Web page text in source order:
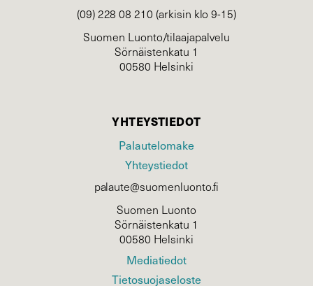
(09) 228 08 210 (arkisin klo 9-15)
Suomen Luonto/tilaajapalvelu
Sörnäistenkatu 1
00580 Helsinki
YHTEYSTIEDOT
Palautelomake
Yhteystiedot
palaute@suomenluonto.fi
Suomen Luonto
Sörnäistenkatu 1
00580 Helsinki
Mediatiedot
Tietosuojaseloste